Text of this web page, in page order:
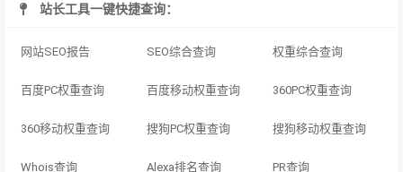
站长工具一键快捷查询：
网站SEO报告 SEO综合查询 权重综合查询
百度PC权重查询 百度移动权重查询 360PC权重查询
360移动权重查询 搜狗PC权重查询 搜狗移动权重查询
Whois查询 Alexa排名查询 PR查询